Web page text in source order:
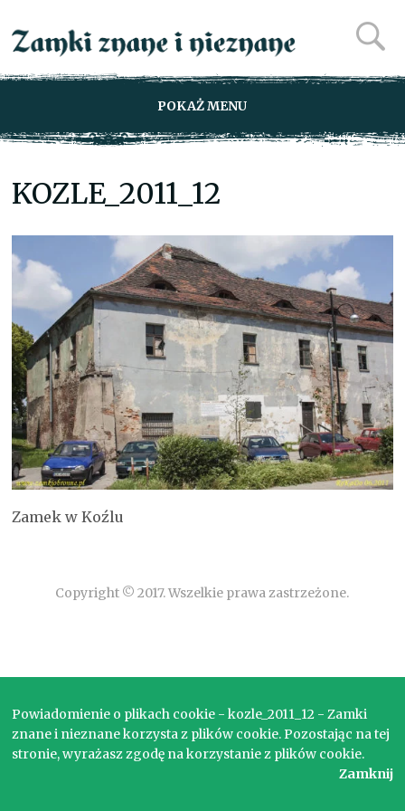
POKAŻ MENU
KOZLE_2011_12
Zamek w Koźlu
Copyright © 2017. Wszelkie prawa zastrzeżone.
Powiadomienie o plikach cookie - kozle_2011_12 - Zamki
znane i nieznane korzysta z plików cookie. Pozostając na tej
stronie, wyrażasz zgodę na korzystanie z plików cookie.
Zamknij